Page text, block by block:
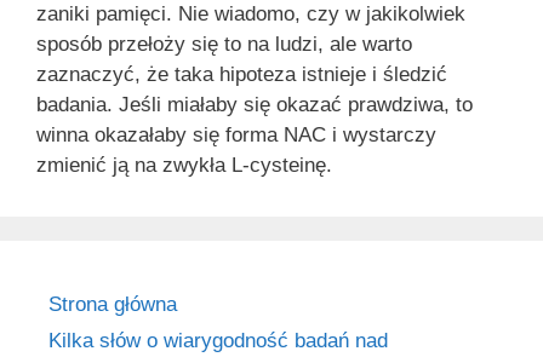
zaniki pamięci. Nie wiadomo, czy w jakikolwiek
sposób przełoży się to na ludzi, ale warto
zaznaczyć, że taka hipoteza istnieje i śledzić
badania. Jeśli miałaby się okazać prawdziwa, to
winna okazałaby się forma NAC i wystarczy
zmienić ją na zwykła L-cysteinę.
Strona główna
Kilka słów o wiarygodność badań nad